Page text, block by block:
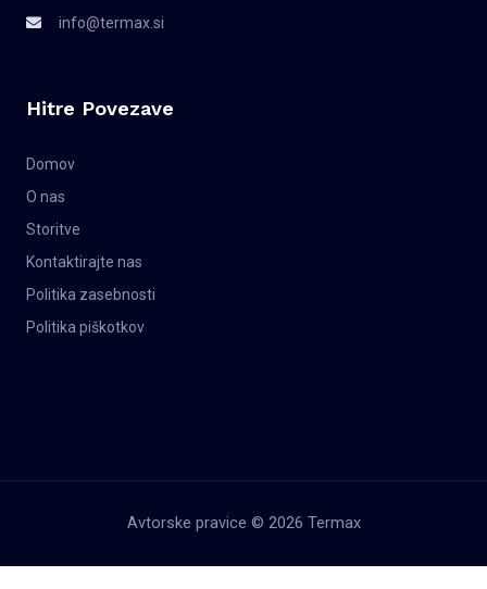
info@termax.si
Hitre Povezave
Domov
O nas
Storitve
Kontaktirajte nas
Politika zasebnosti
Politika piškotkov
Avtorske pravice © 2026 Termax